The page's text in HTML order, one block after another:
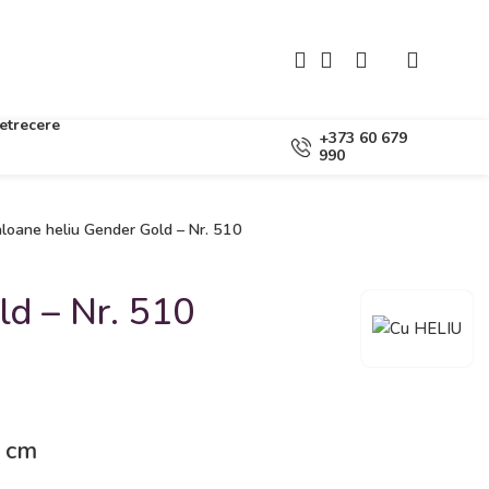
+373 60 679
990
heliu Gender Gold – Nr. 510
– Nr. 510